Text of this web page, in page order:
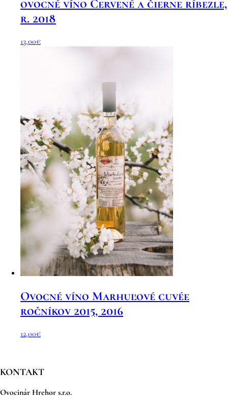
ovocné víno Červené a čierne ríbezle,
r. 2018
13,00€
Ovocné víno Marhuľové cuvée
ročníkov 2015, 2016
12,00€
KONTAKT
Ovocinár Hrehor s.r.o.